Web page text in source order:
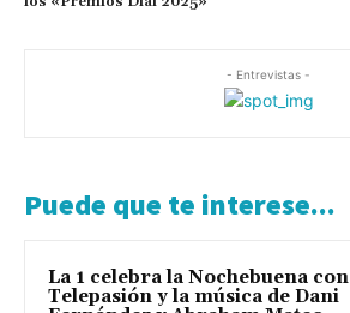
- Entrevistas -
Puede que te interese...
La 1 celebra la Nochebuena con
Telepasión y la música de Dani